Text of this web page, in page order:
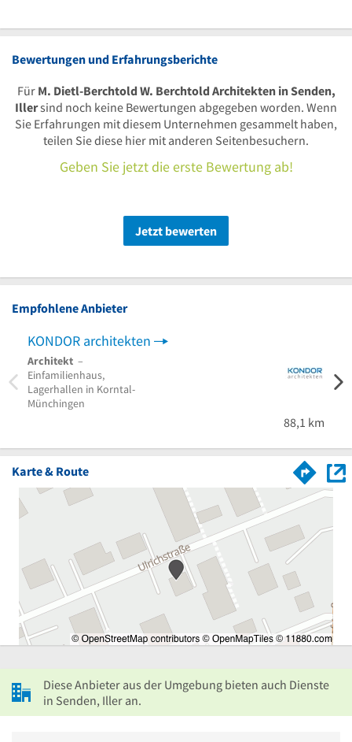
Bewertungen und Erfahrungsberichte
Für M. Dietl-Berchtold W. Berchtold Architekten in Senden,
Illersind noch keine Bewertungen abgegeben worden. Wenn
Sie Erfahrungen mit diesem Unternehmen gesammelt haben,
teilen Sie diese hier mit anderen Seitenbesuchern.
Geben Sie jetzt die erste Bewertung ab!
Jetzt bewerten
Empfohlene Anbieter
KONDOR architekten
Architekt –
Einfamilienhaus,
Lagerhallen in Korntal-
Münchingen
88,1 km
Karte & Route
Diese Anbieter aus der Umgebung bieten auch Dienste
in Senden, Iller an.